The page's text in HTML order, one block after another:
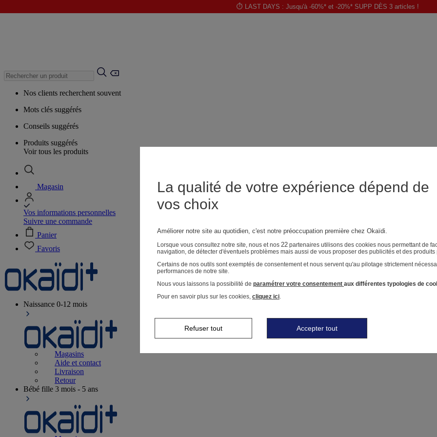
⏱️ LAST DAYS : Jusqu'à -60%* et -20%* SUPP DÈS 3 articles !
Nos clients recherchent souvent
Mots clés suggérés
Conseils suggérés
Produits suggérés
Voir tous les produits
Magasin
Vos informations personnelles
Suivre une commande
Panier
Favoris
Naissance 0-12 mois
Magasins
Aide et contact
Livraison
Retour
Bébé fille 3 mois - 5 ans
La qualité de votre expérience dépend de
vos choix
Améliorer notre site au quotidien, c'est notre préoccupation première chez Okaïdi.
Lorsque vous consultez notre site, nous et nos 22 partenaires utilisons des cookies nous permettant de
navigation, de détecter d'éventuels problèmes mais aussi de vous proposer des publicités et des
Certains de nos outils sont exemptés de consentement et nous servent qu'au pilotage strictement
performances de notre site.
Nous vous laissons la possibilité de paramétrer votre consentement aux différentes typologies de
Pour en savoir plus sur les cookies, cliquez ici.
Refuser tout Accepter tout